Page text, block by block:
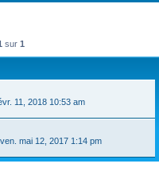
sur 1
11, 2018 10:53 am
ven. mai 12, 2017 1:14 pm